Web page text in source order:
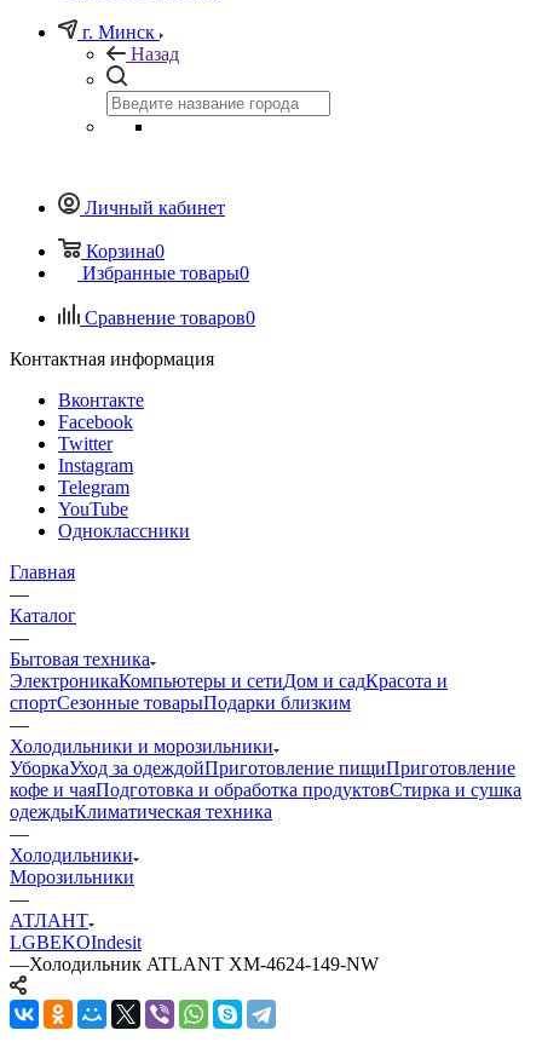
г. Минск
Назад
Личный кабинет
Корзина0
Избранные товары0
Сравнение товаров0
Контактная информация
Вконтакте
Facebook
Twitter
Instagram
Telegram
YouTube
Одноклассники
Главная
—
Каталог
—
Бытовая техника
ЭлектроникаКомпьютеры и сетиДом и садКрасота и
спортСезонные товарыПодарки близким
—
Холодильники и морозильники
УборкаУход за одеждойПриготовление пищиПриготовление
кофе и чаяПодготовка и обработка продуктовСтирка и сушка
одеждыКлиматическая техника
—
Холодильники
Морозильники
—
АТЛАНТ
LGBEKOIndesit
—Холодильник ATLANT ХМ-4624-149-NW